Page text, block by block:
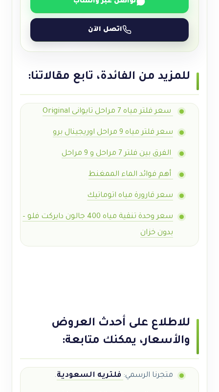
اتصل الآن
للمزيد من الفائدة، تابع مقالاتنا:
سعر فلتر مياه 7 مراحل تايوانى Original
سعر فلتر مياه 9 مراحل اوريجينال برو
الفرق بين فلتر 7 مراحل و 9 مراحل
أهم فوائد الماء الممغنط
سعر قارورة مياه اتوماتيك
سعر وحدة
تنقية مياه 400 جالون دايركت فلو –
بدون خزان
للاطلاع على أحدث العروض
والأسعار، يمكنك متابعة:
متجرنا الرسمي: فلتريه السعودية.